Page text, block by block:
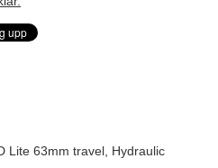
Lite 63mm travel, Hydraulic